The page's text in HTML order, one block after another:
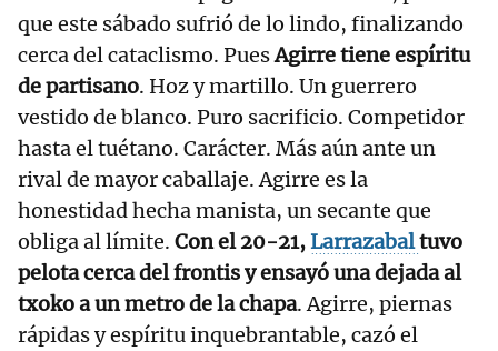
que este sábado sufrió de lo lindo, finalizando
cerca del cataclismo. PuesAgirre tiene espíritu
de partisano. Hoz y martillo. Un guerrero
vestido de blanco. Puro sacrificio. Competidor
hasta el tuétano. Carácter. Más aún ante un
rival de mayor caballaje. Agirre es la
honestidad hecha manista, un secante que
obliga al límite. Con el 20-21, Larrazabaltuvo
pelota cerca del frontis y ensayó una dejada al
txoko a un metro de la chapa. Agirre, piernas
rápidas y espíritu inquebrantable, cazó el